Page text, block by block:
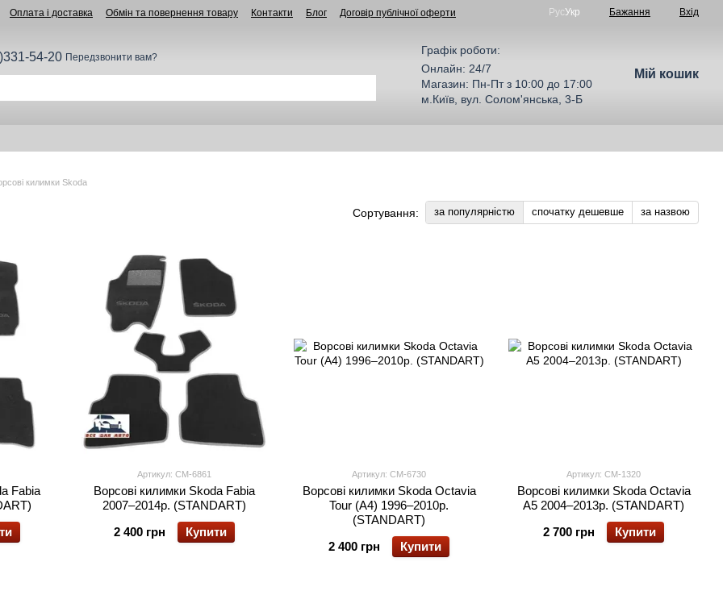
Оплата і доставка Обмін та повернення товару Контакти Блог Договір публічної оферти РусУкр Бажання Вхід
54-20 Передзвонити вам?
Графік роботи:
Онлайн: 24/7
Магазин: Пн-Пт з 10:00 до 17:00
м.Київ, вул. Солом'янська, 3-Б
Мій кошик
килимки Skoda
Сортування: за популярністю спочатку дешевше за назвою
Fabia
Артикул: CM-6861
Ворсові килимки Skoda Fabia
2007–2014р. (STANDART)
2 400 грн
Купити
Артикул: CM-6730
Ворсові килимки Skoda Octavia
Tour (A4) 1996–2010р.
(STANDART)
2 400 грн
Купити
Артикул: CM-1320
Ворсові килимки Skoda Octavia
A5 2004–2013р. (STANDART)
2 700 грн
Купити